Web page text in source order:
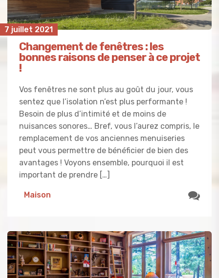
7 juillet 2021
Changement de fenêtres : les
bonnes raisons de penser à ce projet
!
Vos fenêtres ne sont plus au goût du jour, vous
sentez que l’isolation n’est plus performante !
Besoin de plus d’intimité et de moins de
nuisances sonores… Bref, vous l’aurez compris, le
remplacement de vos anciennes menuiseries
peut vous permettre de bénéficier de bien des
avantages ! Voyons ensemble, pourquoi il est
important de prendre […]
Maison